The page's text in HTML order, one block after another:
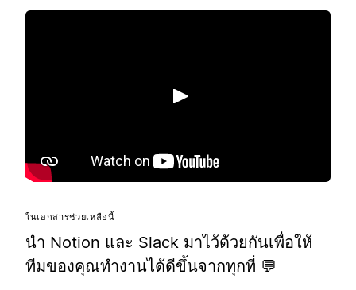
เล่น
ในเอกสารช่วยเหลือนี้
นำ Notion และ Slack มาไว้ด้วยกันเพื่อให้
ทีมของคุณทำงานได้ดีขึ้นจากทุกที่ 💬